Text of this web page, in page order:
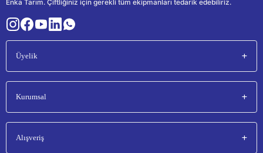
Enka Tarım. Çiftliğiniz için gerekli tüm ekipmanları tedarik edebiliriz.
Üyelik
Kurumsal
Alışveriş